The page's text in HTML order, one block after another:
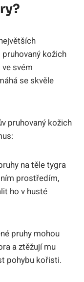
kožich
svém
se skvěle
pruhovaný kožich
na těle tygra
prostředím,
ho v husté
pruhy mohou
a ztěžují mu
pohybu kořisti.